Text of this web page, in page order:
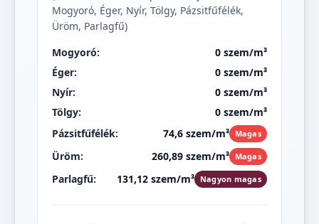
Mogyoró, Éger, Nyír, Tölgy, Pázsitfűfélék,
Üröm, Parlagfű)
Mogyoró:
0 szem/m³
Éger:
0 szem/m³
Nyír:
0 szem/m³
Tölgy:
0 szem/m³
Pázsitfűfélék:
74,6 szem/m³ Magas
Üröm: 260,89 szem/m³ Magas
Parlagfű: 131,12 szem/m³ Nagyon magas